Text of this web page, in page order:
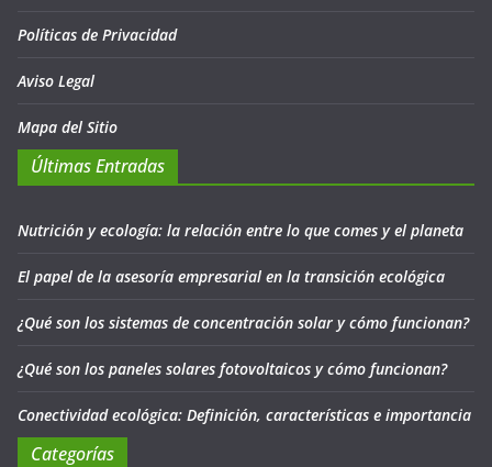
Políticas de Privacidad
Aviso Legal
Mapa del Sitio
Últimas Entradas
Nutrición y ecología: la relación entre lo que comes y el planeta
El papel de la asesoría empresarial en la transición ecológica
¿Qué son los sistemas de concentración solar y cómo funcionan?
¿Qué son los paneles solares fotovoltaicos y cómo funcionan?
Conectividad ecológica: Definición, características e importancia
Categorías